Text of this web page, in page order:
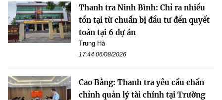
Thanh tra Ninh Bình: Chỉ ra nhiều
tồn tại từ chuẩn bị đầu tư đến quyết
toán tại 6 dự án
Trung Hà
17:44 06/08/2026
Cao Bằng: Thanh tra yêu cầu chấn
chỉnh quản lý tài chính tại Trường